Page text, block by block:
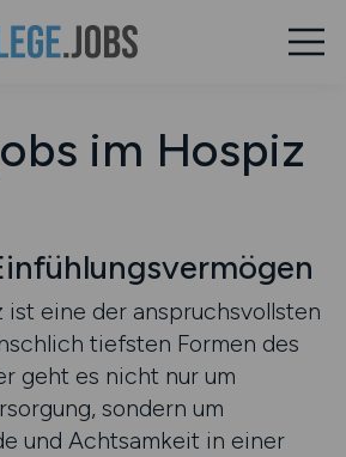
im Hospiz
ist eine der anspruchsvollsten
tiefsten Formen des
geht es nicht nur um
sondern um
und Achtsamkeit in einer